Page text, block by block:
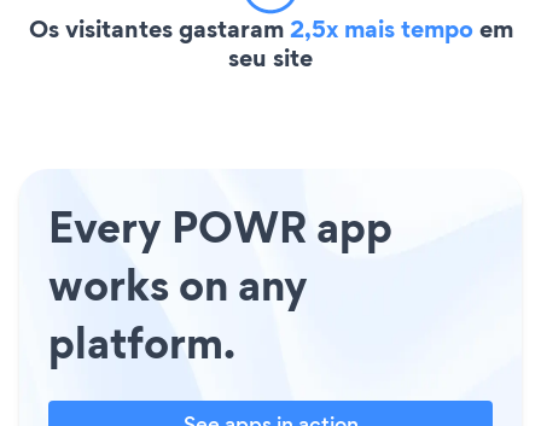
Os visitantes gastaram2,5x mais tempoem
seu site
Every POWR app
works on any
platform.